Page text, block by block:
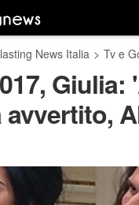
News Italia > Tv e
Giulia:
avvertito,